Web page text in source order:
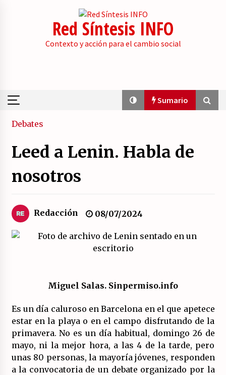
Red Síntesis INFO
Contexto y acción para el cambio social
Sumario
Sumario
La psicología de la desinformación y los
21/07/2026
derechistas de la Generalitat Valenciana.
El XXII Congreso del PCE y sus dos proyectos
del PCE no es marxista leninista?
20/07/2026
¿Por qué la «unidad de las izquierdas» es un
callejón sin salida?
19/07/2026
Debates
Leed a Lenin. Habla de
nosotros
Redacción 08/07/2024
Miguel Salas. Sinpermiso.info
Es un día caluroso en Barcelona en el que apetece
estar en la playa o en el campo disfrutando de la
primavera. No es un día habitual, domingo 26 de
mayo, ni la mejor hora, a las 4 de la tarde, pero
unas 80 personas, la mayoría jóvenes, responden
a la convocatoria de un debate organizado por la